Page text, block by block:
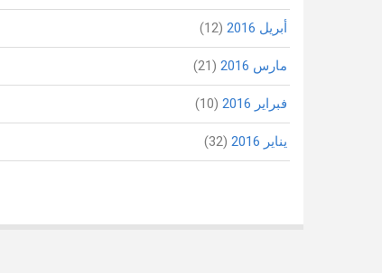
أبريل 2016 (12)
مارس 2016 (21)
فبراير 2016 (10)
يناير 2016 (32)